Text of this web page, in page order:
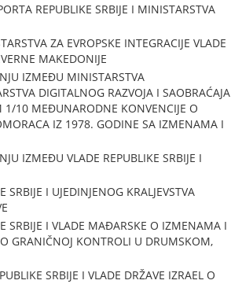
REPUBLIKE SRBIJE I MINISTARSTVA
ZA EVROPSKE INTEGRACIJE VLADE
MAKEDONIJE
IZMEĐU MINISTARSTVA
DIGITALNOG RAZVOJA I SAOBRAĆAJA
1/10 MEĐUNARODNE KONVENCIJE O
IZ 1978. GODINE SA IZMENAMA I
IZMEĐU VLADE REPUBLIKE SRBIJE I
I UJEDINJENOG KRALJEVSTVA
SRBIJE I VLADE MAĐARSKE O IZMENAMA I
GRANIČNOJ KONTROLI U DRUMSKOM,
SRBIJE I VLADE DRŽAVE IZRAEL O